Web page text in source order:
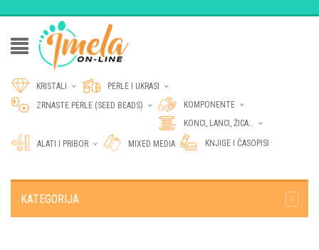
KRISTALI
PERLE I UKRASI
ZRNASTE PERLE (SEED BEADS)
KOMPONENTE
KONCI, LANCI, ŽICA…
ALATI I PRIBOR MIXED MEDIA KNJIGE I ČASOPISI
KATEGORIJA